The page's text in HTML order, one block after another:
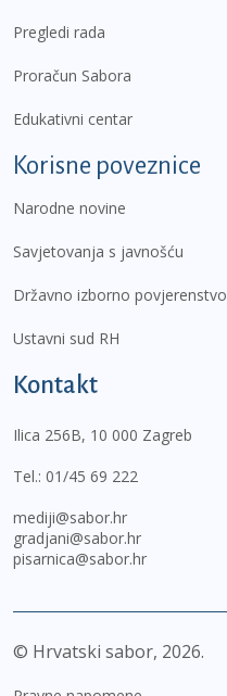
Pregledi rada
Proračun Sabora
Edukativni centar
Korisne poveznice
Narodne novine
Savjetovanja s javnošću
Državno izborno povjerenstvo
Ustavni sud RH
Kontakt
Ilica 256B, 10 000 Zagreb
Tel.: 01/45 69 222
mediji@sabor.hr
gradjani@sabor.hr
pisarnica@sabor.hr
© Hrvatski sabor, 2026